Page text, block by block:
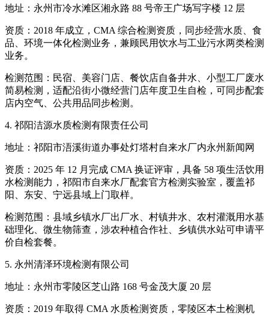
地址：永州市冷水滩区湘永路 88 号帝王广场写字楼 12 层
资质：2018 年成立，CMA 综合检测资质，同步经营水质、食
品、环境一体化检测业务，兼顾民用饮水与工业污水两类检测
业务。
检测范围：民宿、美容门店、餐饮店自备井水、小型工厂废水
简易检测，适配沿街小微经营门店年度卫生自检，可同步配套
店内空气、公共用品同步检测。
4. 祁阳洁源水质检测有限责任公司
地址：祁阳市浯溪街道办事处灯塔村自来水厂内永州新闻网
资质：2025 年 12 月完成 CMA 换证评审，具备 58 项生活饮用
水检测能力，祁阳市自来水厂配套官方检测实验室，覆盖祁
阳、东安、宁远县域上门取样。
检测范围：县域乡镇水厂出厂水、村镇井水、农村灌溉用水基
础理化、微生物筛查，涉农种植合作社、乡镇供水站可申请平
价自检套餐。
5. 永州清泽环境检测有限公司
地址：永州市零陵区芝山路 168 号金茂大厦 20 层
资质：2019 年取得 CMA 水质检测资质，零陵区本土检测机